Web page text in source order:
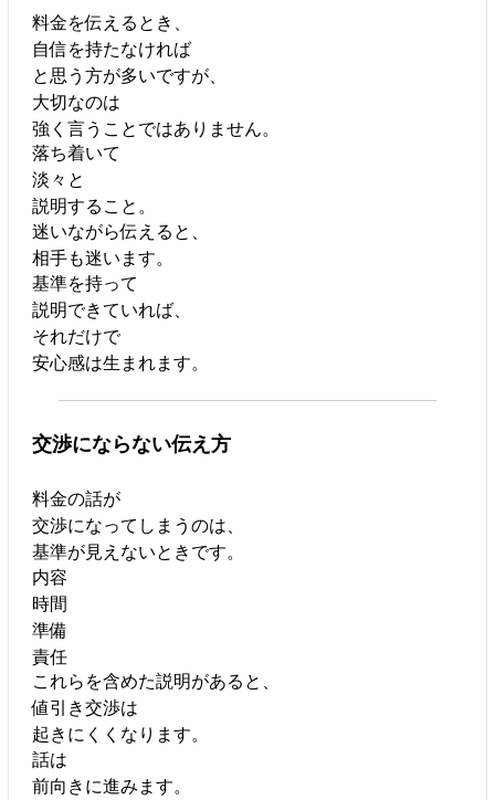
料金を伝えるとき、
自信を持たなければ
と思う方が多いですが、
大切なのは
強く言うことではありません。
落ち着いて
淡々と
説明すること。
迷いながら伝えると、
相手も迷います。
基準を持って
説明できていれば、
それだけで
安心感は生まれます。
交渉にならない伝え方
料金の話が
交渉になってしまうのは、
基準が見えないときです。
内容
時間
準備
責任
これらを含めた説明があると、
値引き交渉は
起きにくくなります。
話は
前向きに進みます。